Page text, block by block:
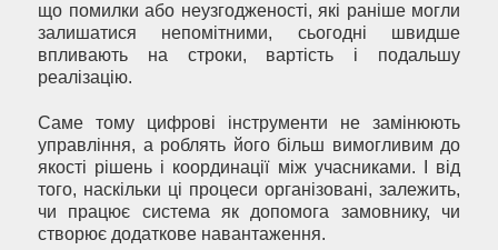
що помилки або неузгодженості, які раніше могли
залишатися непомітними, сьогодні швидше
впливають на строки, вартість і подальшу
реалізацію.
Саме тому цифрові інструменти не замінюють
управління, а роблять його більш вимогливим до
якості рішень і координації між учасниками. І від
того, наскільки ці процеси організовані, залежить,
чи працює система як допомога замовнику, чи
створює додаткове навантаження.